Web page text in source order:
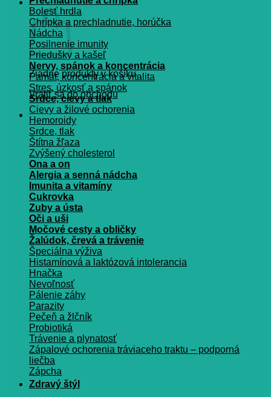
Košík
Žiadne produkty v košíku.
Vrátiť sa do obchodu
Bolesť hrdla
Chrípka a prechladnutie, horúčka
Nádcha
Posilnenie imunity
Priedušky a kašeľ
Nervy, spánok a koncentrácia
Pamät, koncentrácia a vitalita
Stres, úzkosť a spánok
Srdce, cievy a tlak
Cievy a žilové ochorenia
Hemoroidy
Srdce, tlak
Štítna žľaza
Zvýšený cholesterol
Ona a on
Alergia a senná nádcha
Imunita a vitamíny
Cukrovka
Zuby a ústa
Oči a uši
Močové cesty a obličky
Žalúdok, črevá a trávenie
Špeciálna výživa
Histamínová a laktózová intolerancia
Hnačka
Nevoľnosť
Pálenie záhy
Parazity
Pečeň a žlčník
Probiotiká
Trávenie a plynatosť
Zápalové ochorenia tráviaceho traktu – podporná
liečba
Zápcha
Zdravý štýl